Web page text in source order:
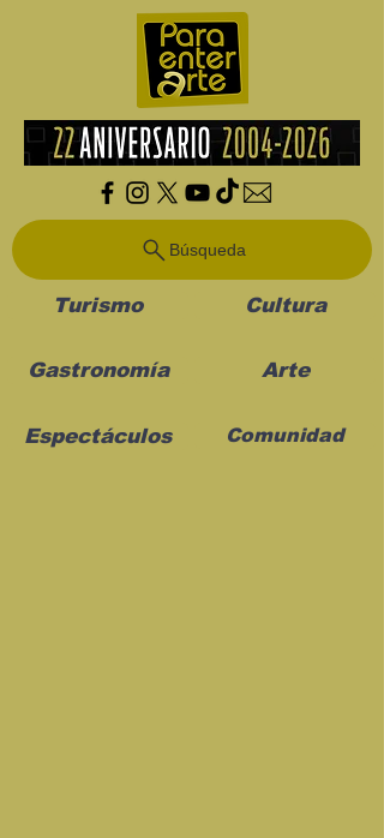
Búsqueda
Turismo Cultura
Gastronomía Arte
Espectáculos Comunidad